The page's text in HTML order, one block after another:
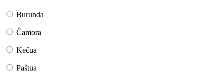
Burunda
Ĉamora
Keĉua
Paŝtua